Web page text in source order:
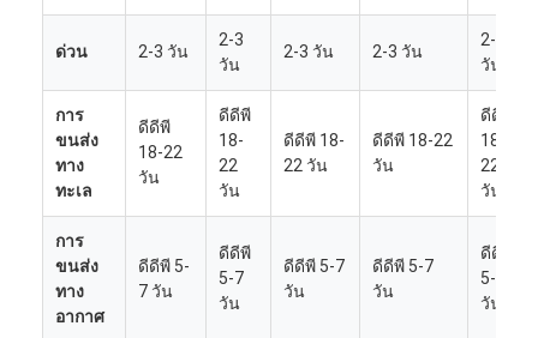
ด่วน 2-3 วัน
2-3
วัน
2-3 วัน 2-3 วัน
2-3
วัน
การ
ขนส่ง
ทาง
ทะเล
ดีดีพี
18-22
วัน
ดีดีพี
18-
22
วัน
ดีดีพี 18-
22 วัน
ดีดีพี 18-22
วัน
ดีดีพี
18-
22
วัน
การ
ขนส่ง
ทาง
อากาศ
ดีดีพี 5-
7 วัน
ดีดีพี
5-7
วัน
ดีดีพี 5-7
วัน
ดีดีพี 5-7
วัน
ดีดีพี
5-7
วัน